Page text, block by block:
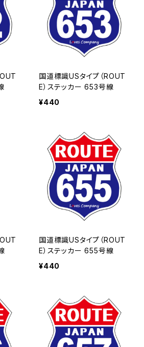
国道標識USタイプ（ROUT
E）ステッカー 653号線
¥440
国道標識USタイプ（ROUT
E）ステッカー 655号線
¥440